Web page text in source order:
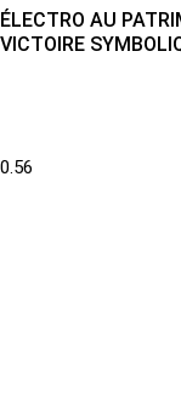
ÉLECTRO AU
VICTOIRE